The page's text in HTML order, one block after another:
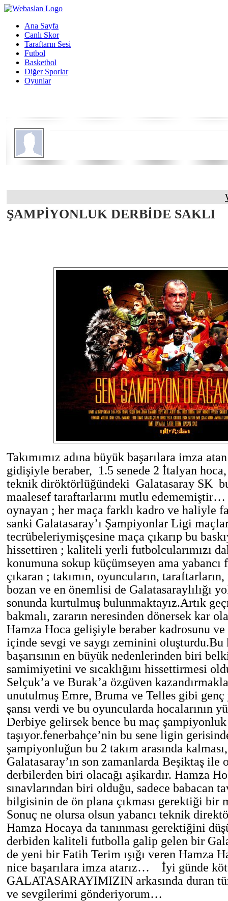
Ana Sayfa
Canlı Skor
Taraftarın Sesi
Futbol
Basketbol
Diğer Sporlar
Oyunlar
ŞAMPİYONLUK DERBİDE SAKLI
Takımımız adına büyük başarılara imza
gidişiyle beraber, 1.5 senede 2 İtalyan
teknik diröktörlüğündeki Galatasaray SK
maalesef taraftarlarını mutlu
oynayan ; her maça farklı kadro ve haliyle
sanki Galatasaray’ı Şampiyonlar Ligi
tecrübeleriymişçesine maça çıkarıp bu
hissettiren ; kaliteli yerli futbolcularımızı
konumuna sokup küçümseyen ama yabancı
çıkaran ; takımın, oyuncuların, taraftarların,
bozan ve en önemlisi de Galatasaraylılığı
sonunda kurtulmuş bulunmaktayız.Artık
bakmalı, zararın neresinden dönersek kar
Hamza Hoca gelişiyle beraber kadrosunu
içinde sevgi ve saygı zeminini oluşturdu.Bu
başarısının en büyük nedenlerinden biri
samimiyetini ve sıcaklığını hissettirmesi
Selçuk’a ve Burak’a özgüven
unutulmuş Emre, Bruma ve Telles gibi
şansı verdi ve bu oyuncularda hocalarının
Derbiye gelirsek bence bu maç
taşıyor.fenerbahçe’nin bu sene ligin
şampiyonluğun bu 2 takım arasında
Galatasaray’ın son zamanlarda Beşiktaş ile
derbilerden biri olacağı aşikardır. Hamza
sınavlarından biri olduğu, sadece babacan
bilgisinin de ön plana çıkması
Sonuç ne olursa olsun yabancı teknik
Hamza Hocaya da tanınması gerektiğini
derbiden kaliteli futbolla galip gelen bir
de yeni bir Fatih Terim ışığı veren Hamza
nice başarılara imza atarız… İyi günde
GALATASARAYIMIZIN arkasında duran
ve sevgilerimi gönderiyorum…